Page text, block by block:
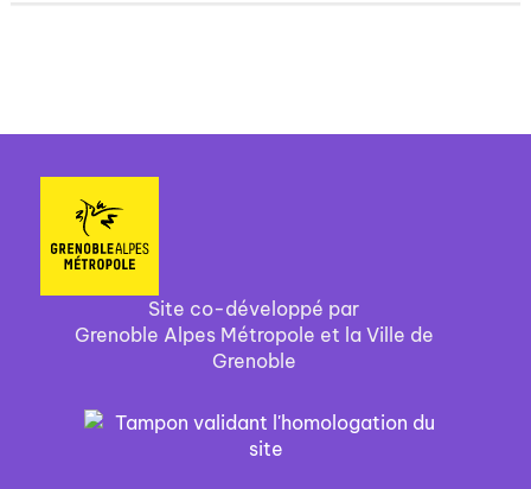
Site co-développé par
Grenoble Alpes Métropole et la Ville de
Grenoble